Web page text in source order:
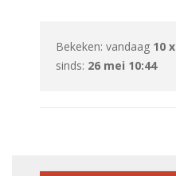
Bekeken: vandaag 10 x
sinds: 26 mei 10:44